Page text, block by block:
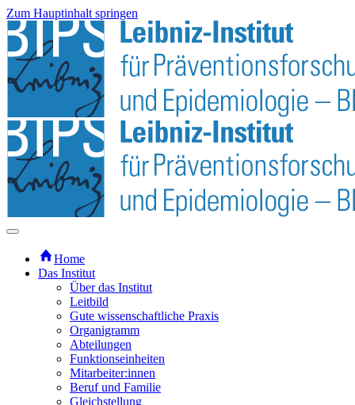
Zum Hauptinhalt springen
Home
Das Institut
Über das Institut
Leitbild
Gute wissenschaftliche Praxis
Organigramm
Abteilungen
Funktionseinheiten
Mitarbeiter:innen
Beruf und Familie
Gleichstellung